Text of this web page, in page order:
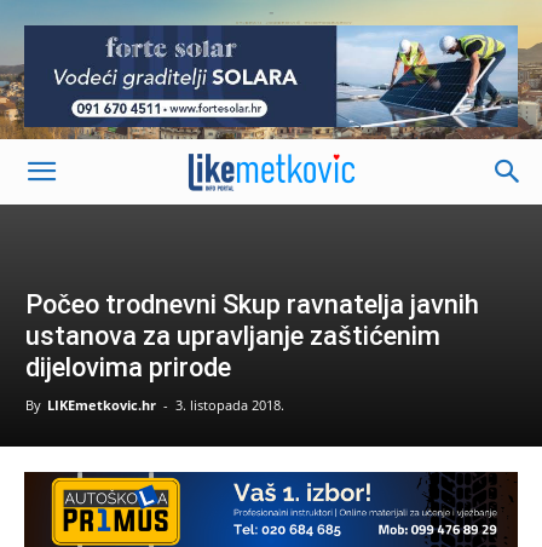
-
Počeo trodnevni Skup ravnatelja javnih
ustanova za upravljanje zaštićenim
dijelovima prirode
By LIKEmetkovic.hr - 3. listopada 2018.